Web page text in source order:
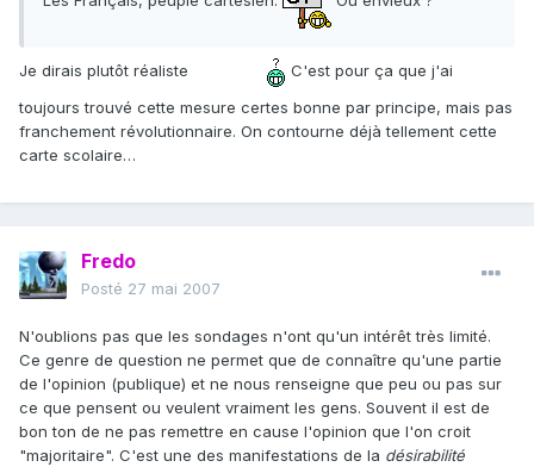
Je dirais plutôt réaliste
C'est pour ça que j'ai
toujours trouvé cette mesure certes bonne par principe, mais pas
franchement révolutionnaire. On contourne déjà tellement cette
carte scolaire…
Fredo
Posté 27 mai 2007
N'oublions pas que les sondages n'ont qu'un intérêt très limité.
Ce genre de question ne permet que de connaître qu'une partie
de l'opinion (publique) et ne nous renseigne que peu ou pas sur
ce que pensent ou veulent vraiment les gens. Souvent il est de
bon ton de ne pas remettre en cause l'opinion que l'on croit
"majoritaire". C'est une des manifestations de la désirabilité